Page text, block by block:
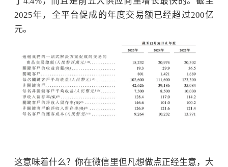
2025年，全平台促成的年度交易额已经超过200亿
元。
这意味着什么？你在微信里但凡想做点正经生意，大